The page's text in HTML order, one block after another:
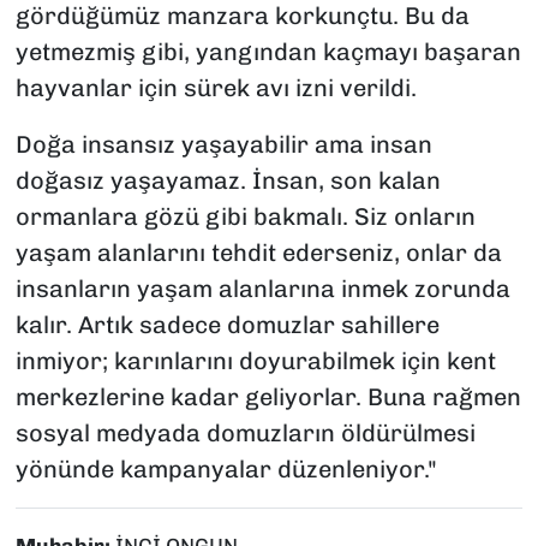
gördüğümüz manzara korkunçtu. Bu da
yetmezmiş gibi, yangından kaçmayı başaran
hayvanlar için sürek avı izni verildi.
Doğa insansız yaşayabilir ama insan
doğasız yaşayamaz. İnsan, son kalan
ormanlara gözü gibi bakmalı. Siz onların
yaşam alanlarını tehdit ederseniz, onlar da
insanların yaşam alanlarına inmek zorunda
kalır. Artık sadece domuzlar sahillere
inmiyor; karınlarını doyurabilmek için kent
merkezlerine kadar geliyorlar. Buna rağmen
sosyal medyada domuzların öldürülmesi
yönünde kampanyalar düzenleniyor."